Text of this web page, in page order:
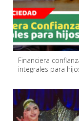
Financiera
integrales para